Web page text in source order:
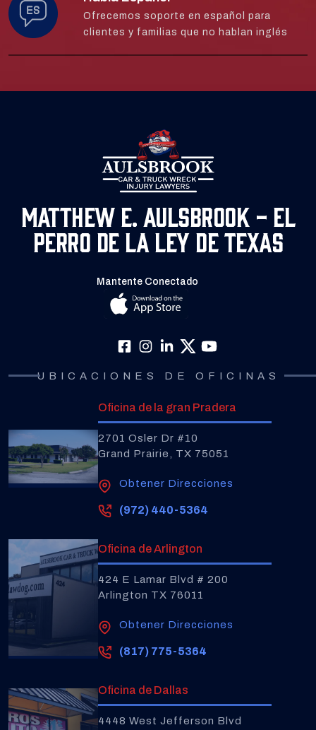
Ofrecemos soporte en español para
clientes y familias que no hablan inglés
Matthew E. Aulsbrook - El
Perro de la Ley de Texas
Mantente Conectado
UBICACIONES DE OFICINAS
Oficina de la gran Pradera
2701 Osler Dr #10
Grand Prairie, TX 75051
Obtener Direcciones
(972) 440-5364
Oficina de Arlington
424 E Lamar Blvd # 200
Arlington TX 76011
Obtener Direcciones
(817) 775-5364
Oficina de Dallas
4448 West Jefferson Blvd